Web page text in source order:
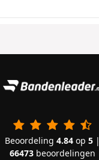
Beoordeling 4.84op 5|
66473beoordelingen